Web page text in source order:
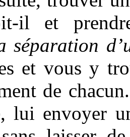
il et
séparation
et vous y
de
lui envoyer